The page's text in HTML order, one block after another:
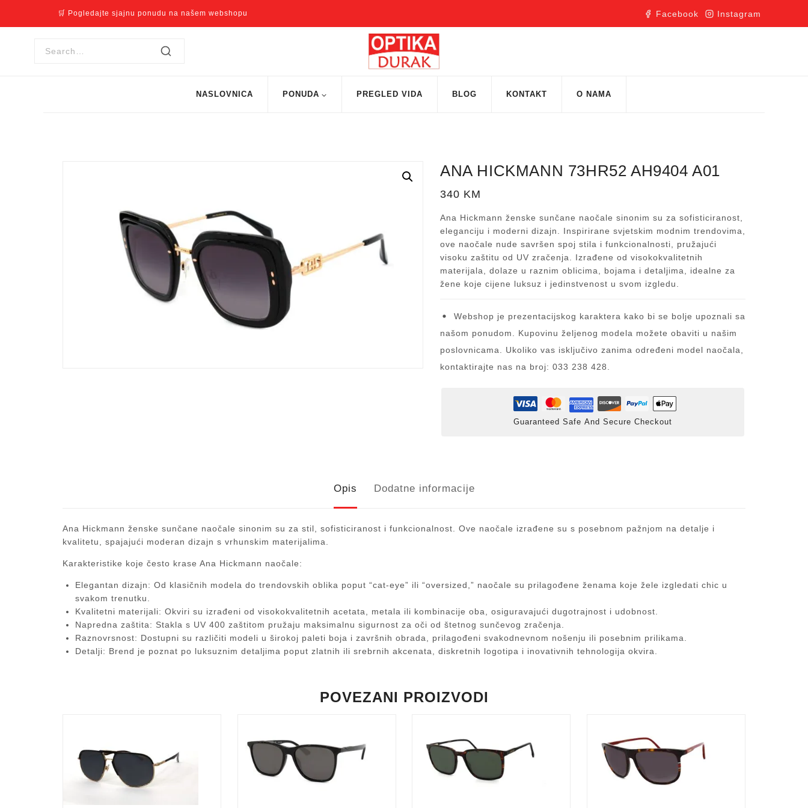
🛒 Pogledajte sjajnu ponudu na našem webshopu Facebook Instagram
NASLOVNICA PONUDA PREGLED VIDA BLOG KONTAKT O NAMA
ANA HICKMANN 73HR52 AH9404 A01
340 KM
Ana Hickmann ženske sunčane naočale sinonim su za sofisticiranost,
eleganciju i moderni dizajn. Inspirirane svjetskim modnim trendovima,
ove naočale nude savršen spoj stila i funkcionalnosti, pružajući
visoku zaštitu od UV zračenja. Izrađene od visokokvalitetnih
materijala, dolaze u raznim oblicima, bojama i detaljima, idealne za
žene koje cijene luksuz i jedinstvenost u svom izgledu.
Webshop je prezentacijskog karaktera kako bi se bolje upoznali sa
našom ponudom. Kupovinu željenog modela možete obaviti u našim
poslovnicama. Ukoliko vas isključivo zanima određeni model naočala,
kontaktirajte nas na broj: 033 238 428.
Guaranteed Safe And Secure Checkout
Opis Dodatne informacije
Ana Hickmann ženske sunčane naočale sinonim su za stil, sofisticiranost i funkcionalnost. Ove naočale izrađene su s posebnom pažnjom na detalje i
kvalitetu, spajajući moderan dizajn s vrhunskim materijalima.
Karakteristike koje često krase Ana Hickmann naočale:
Elegantan dizajn: Od klasičnih modela do trendovskih oblika poput “cat-eye” ili “oversized,” naočale su prilagođene ženama koje žele izgledati chic u
svakom trenutku.
Kvalitetni materijali: Okviri su izrađeni od visokokvalitetnih acetata, metala ili kombinacije oba, osiguravajući dugotrajnost i udobnost.
Napredna zaštita: Stakla s UV 400 zaštitom pružaju maksimalnu sigurnost za oči od štetnog sunčevog zračenja.
Raznovrsnost: Dostupni su različiti modeli u širokoj paleti boja i završnih obrada, prilagođeni svakodnevnom nošenju ili posebnim prilikama.
Detalji: Brend je poznat po luksuznim detaljima poput zlatnih ili srebrnih akcenata, diskretnih logotipa i inovativnih tehnologija okvira.
POVEZANI PROIZVODI